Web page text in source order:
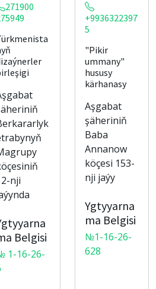
271900
nji
Belgisi
1-16-26-
+9936322397
5
"Pikir
ummany"
hususy
kärhanasy
Aşgabat
şäheriniň
Baba
Annanow
köçesi 153-
nji jaýy
Ygtyyarna
ma Belgisi
№1-16-26-
628